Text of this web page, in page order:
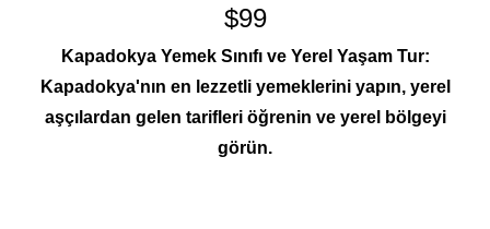
$99
Kapadokya Yemek Sınıfı ve Yerel Yaşam Tur:
Kapadokya'nın en lezzetli yemeklerini yapın, yerel
aşçılardan gelen tarifleri öğrenin ve yerel bölgeyi
görün.